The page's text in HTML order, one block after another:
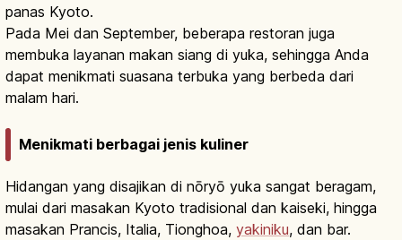
panas Kyoto.
Pada Mei dan September, beberapa restoran juga
membuka layanan makan siang di yuka, sehingga Anda
dapat menikmati suasana terbuka yang berbeda dari
malam hari.
Menikmati berbagai jenis kuliner
Hidangan yang disajikan di nōryō yuka sangat beragam,
mulai dari masakan Kyoto tradisional dan kaiseki, hingga
masakan Prancis, Italia, Tionghoa, yakiniku, dan bar.